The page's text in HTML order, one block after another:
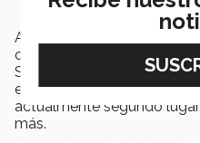
Así como
campéon categoría OPEN
Saltillo 35+ y
Rodrigo
estatal open con Luis
actualmente segundo
más.